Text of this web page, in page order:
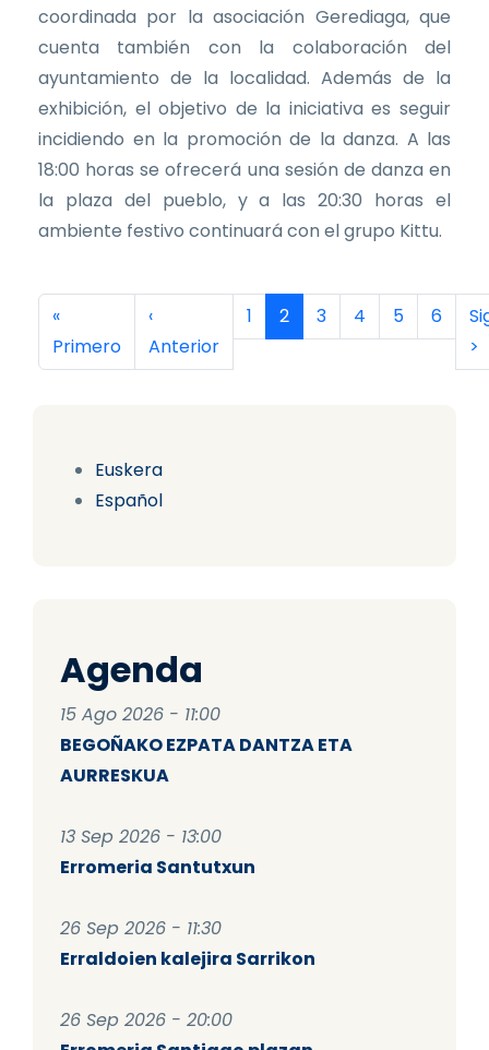
Euskera
Español
Agenda
15 Ago 2026 - 11:00
BEGOÑAKO EZPATA DANTZA ETA
AURRESKUA
13 Sep 2026 - 13:00
Erromeria Santutxun
26 Sep 2026 - 11:30
Erraldoien kalejira Sarrikon
26 Sep 2026 - 20:00
coordinada por la asociación Gerediaga, que
cuenta también con la colaboración del
ayuntamiento de la localidad. Además de la
exhibición, el objetivo de la iniciativa es seguir
incidiendo en la promoción de la danza. A las
18:00 horas se ofrecerá una sesión de danza en
la plaza del pueblo, y a las 20:30 horas el
ambiente festivo continuará con el grupo Kittu.
Paginación
Primera página
«
Primero
Página anterior
‹
Anterior
Página
1 Página actual
2 Página
3 Página
4 Página
5 Página
6
>